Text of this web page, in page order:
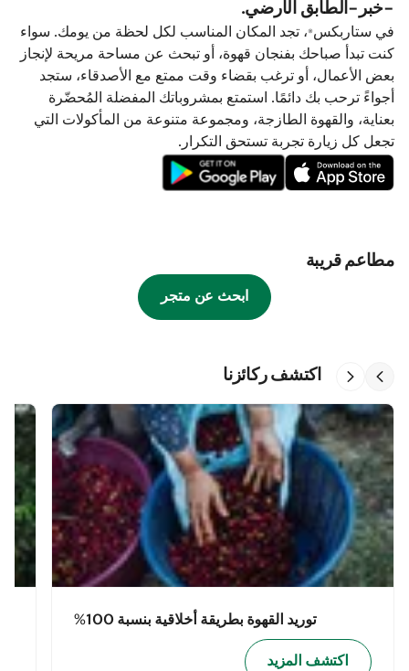
-خبر-الطابق الأرضي.
في ستاربكس®، تجد المكان المناسب لكل لحظة من يومك. سواء
كنت تبدأ صباحك بفنجان قهوة، أو تبحث عن مساحة مريحة لإنجاز
بعض الأعمال، أو ترغب بقضاء وقت ممتع مع الأصدقاء، ستجد
أجواءً ترحب بك دائمًا. استمتع بمشروباتك المفضلة المُحضّرة
بعناية، والقهوة الطازجة، ومجموعة متنوعة من المأكولات التي
تجعل كل زيارة تجربة تستحق التكرار.
مطاعم قريبة
ابحث عن متجر
اكتشف ركائزنا
توريد القهوة بطريقة أخلاقية بنسبة 100%
اكتشف المزيد